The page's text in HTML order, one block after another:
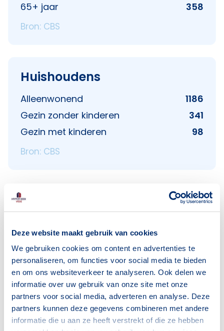
Deze website maakt gebruik van cookies
We gebruiken cookies om content en advertenties te
personaliseren, om functies voor social media te bieden
en om ons websiteverkeer te analyseren. Ook delen we
informatie over uw gebruik van onze site met onze
partners voor social media, adverteren en analyse. Deze
partners kunnen deze gegevens combineren met andere
informatie die u aan ze heeft verstrekt of die ze hebben
65+ jaar
358
Bron: CBS
Huishoudens
Alleenwonend
1186
Gezin zonder kinderen
341
Gezin met kinderen
98
Bron: CBS
Voorzieningen in Heijendaal
Deze wijk heeft het allemaal voor je. Zo vind je
er:
Scholen Supermarkten